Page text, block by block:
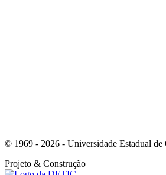
© 1969 - 2026 - Universidade Estadual de
Projeto & Construção